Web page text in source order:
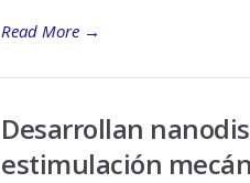
Read More →
Desarrollan
estimulación